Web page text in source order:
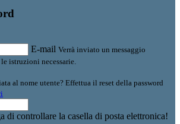
E-mail Verrà inviato un messaggio
istruzioni necessarie.
al nome utente? Effettua il reset della password
di controllare la casella di posta elettronica!